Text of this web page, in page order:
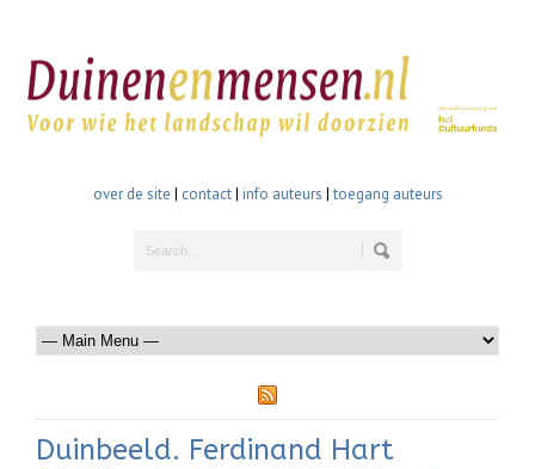
over de site | contact| info auteurs |toegang auteurs
Duinbeeld. Ferdinand Hart